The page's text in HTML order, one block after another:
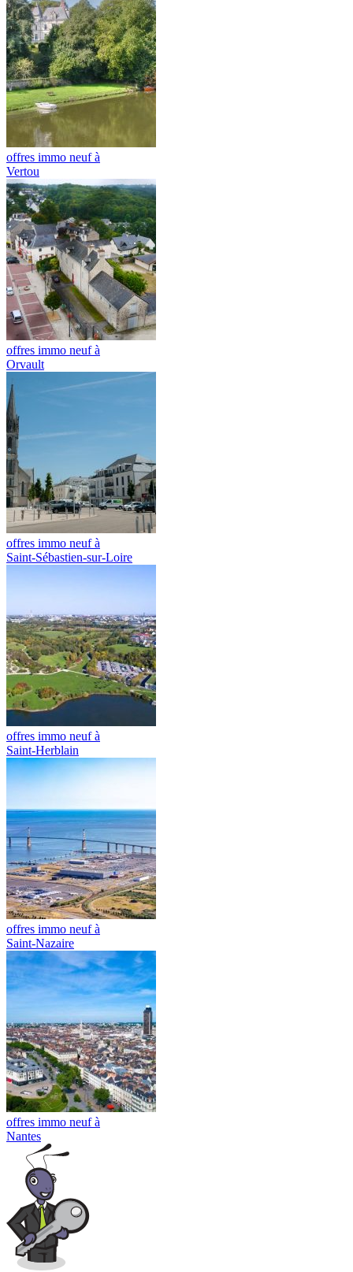
offres immo neuf à
Vertou
offres immo neuf à
Orvault
offres immo neuf à
Saint-Sébastien-sur-Loire
offres immo neuf à
Saint-Herblain
offres immo neuf à
Saint-Nazaire
offres immo neuf à
Nantes